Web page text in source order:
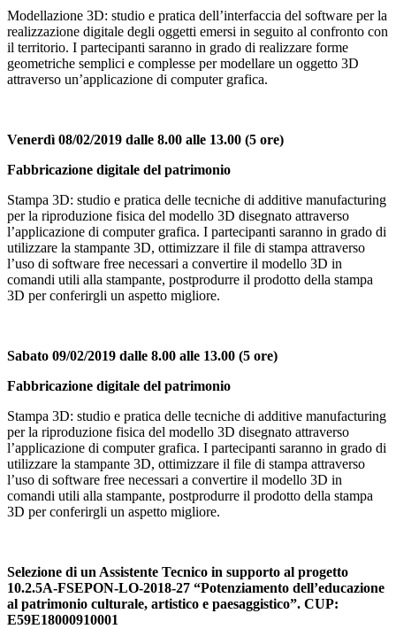
Modellazione 3D: studio e pratica dell’interfaccia del software per la
realizzazione digitale degli oggetti emersi in seguito al confronto con
il territorio. I partecipanti saranno in grado di realizzare forme
geometriche semplici e complesse per modellare un oggetto 3D
attraverso un’applicazione di computer grafica.
Venerdì 08/02/2019 dalle 8.00 alle 13.00 (5 ore)
Fabbricazione digitale del patrimonio
Stampa 3D: studio e pratica delle tecniche di additive manufacturing
per la riproduzione fisica del modello 3D disegnato attraverso
l’applicazione di computer grafica. I partecipanti saranno in grado di
utilizzare la stampante 3D, ottimizzare il file di stampa attraverso
l’uso di software free necessari a convertire il modello 3D in
comandi utili alla stampante, postprodurre il prodotto della stampa
3D per conferirgli un aspetto migliore.
Sabato 09/02/2019 dalle 8.00 alle 13.00 (5 ore)
Fabbricazione digitale del patrimonio
Stampa 3D: studio e pratica delle tecniche di additive manufacturing
per la riproduzione fisica del modello 3D disegnato attraverso
l’applicazione di computer grafica. I partecipanti saranno in grado di
utilizzare la stampante 3D, ottimizzare il file di stampa attraverso
l’uso di software free necessari a convertire il modello 3D in
comandi utili alla stampante, postprodurre il prodotto della stampa
3D per conferirgli un aspetto migliore.
Selezione di un Assistente Tecnico in supporto al progetto
10.2.5A-FSEPON-LO-2018-27 “Potenziamento dell’educazione
al patrimonio culturale, artistico e paesaggistico”. CUP:
E59E18000910001